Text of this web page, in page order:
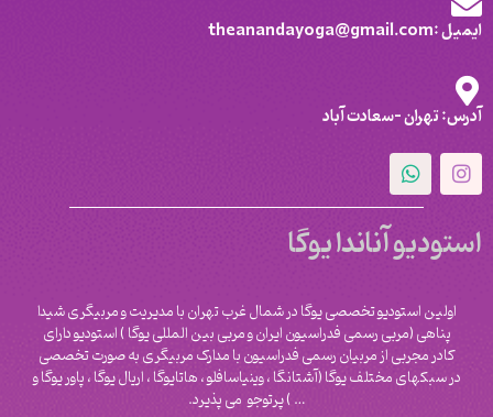
ایمیل :theanandayoga@gmail.com
آدرس: تهران -سعادت آباد
استودیو آناندا یوگا
اولین استودیو تخصصی یوگا در شمال غرب تهران با مدیریت و مربیگری شیدا
پناهی (مربی رسمی فدراسیون ایران و مربی بین المللی یوگا ) استودیو دارای
کادر مجربی از مربیان رسمی فدراسیون با مدارک مربیگری به صورت تخصصی
در سبکهای مختلف یوگا (آشتانگا ، وینیاسافلو ، هاتایوگا ، اریال یوگا ، پاور یوگا و
‌… ) پرتوجو می پذیرد.